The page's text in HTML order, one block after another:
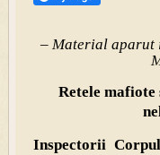
– Material aparut
Retele
Inspectorii